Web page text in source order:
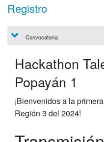
Registro
Convocatoria
Hackathon
Popayán 1
¡Bienvenidos a la
Región 3 del 2024!